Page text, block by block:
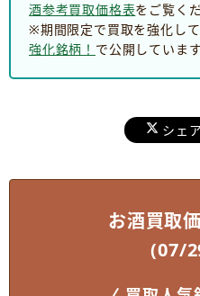
酒参考買取価格表をご覧く
※期間限定で買取を強化し
強化銘柄！ で公開しています
シェ
お酒買取
(07/